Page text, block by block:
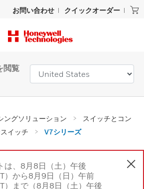
お問い合わせ クイックオーダー
閲覧
ングソリューション
スイッチとコン
イッチ V7シリーズ
は、8月8日（土）午後
）から8月9日（日）午前
）まで（8月8日（土）午後